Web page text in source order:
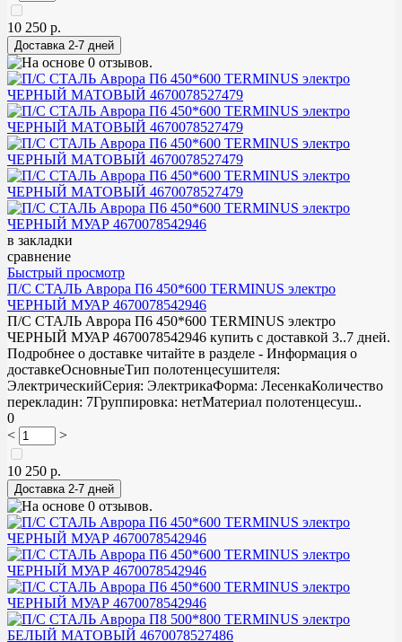
10 250 р.
в закладки
сравнение
Быстрый просмотр
П/С СТАЛЬ Аврора П6 450*600 TERMINUS электро
ЧЕРНЫЙ МУАР 4670078542946
П/С СТАЛЬ Аврора П6 450*600 TERMINUS электро
ЧЕРНЫЙ МУАР 4670078542946 купить с доставкой 3..7 дней.
Подробнее о доставке читайте в разделе - Информация о
доставкеОсновныеТип полотенцесушителя:
ЭлектрическийСерия: ЭлектрикаФорма: ЛесенкаКоличество
перекладин: 7Группировка: нетМатериал полотенцесуш..
0
<
>
10 250 р.